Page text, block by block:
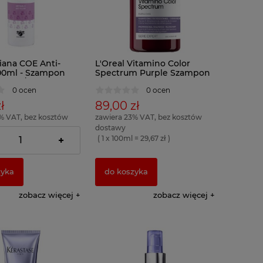
COE Anti-
- Szampon
0 ocen
VAT, bez kosztów
5,80 zł ) +
zobacz więcej
L'Oreal Vitamino Color
Spectrum Purple Szampon
0 ocen
89,00 zł
zawiera 23% VAT, bez kosztów
dostawy
( 1 x 100ml = 29,67 zł )
do koszyka
zobacz więcej